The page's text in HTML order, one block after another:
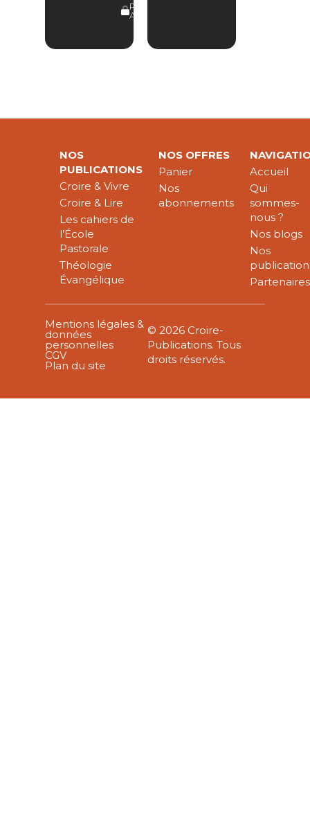
RÉSERVÉ
ABONNÉS
NOS
PUBLICATIONS
Croire & Vivre
Croire & Lire
Les cahiers de
l’École
Pastorale
Théologie
Évangélique
NOS OFFRES
Panier
Nos
abonnements
Accueil
Qui
sommes-
nous ?
Nos blogs
Nos
Partenaires
Mentions légales &
données
personnelles
CGV
Plan du site
© 2026 Croire-
Publications. Tous
droits réservés.